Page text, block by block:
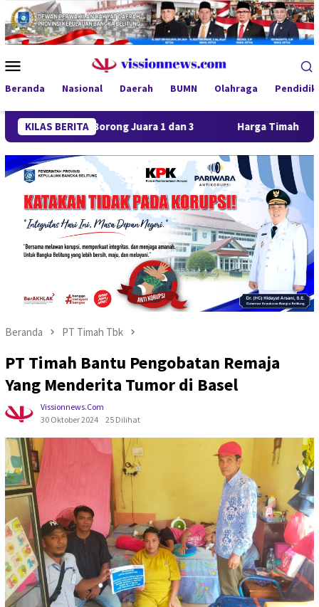
Loncat
ke
konten
Mobile
Beranda Nasional Daerah BUMN Olahraga
KILAS BERITA
FC Borong Juara 1 dan 3 Harga Timah Turun,
Beranda PT Timah Tbk
PT Timah Bantu Pengobatan Remaja
Yang Menderita Tumor di Basel
Vissionnews.com
30 Oktober 2024
25 Dilihat